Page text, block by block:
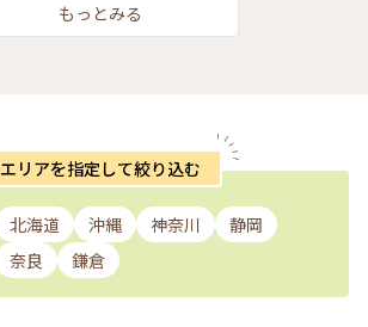
もっとみる
エリアを指定して絞り込む
北海道 沖縄 神奈川
静岡
奈良 鎌倉